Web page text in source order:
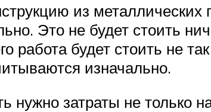
из
Это не будет стоить
работа будет стоить не
изначально.
нужно затраты не только